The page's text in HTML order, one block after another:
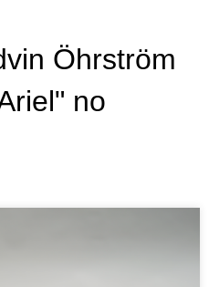
Öhrström
no